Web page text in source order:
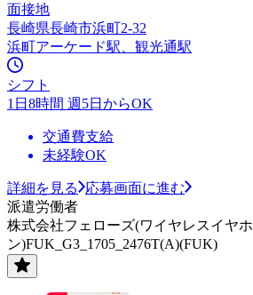
面接地
長崎県長崎市浜町2-32
浜町アーケード駅、観光通駅
シフト
1日8時間 週5日からOK
交通費支給
未経験OK
詳細を見る
応募画面に進む
派遣労働者
株式会社フェローズ(ワイヤレスイヤホ
ン)FUK_G3_1705_2476T(A)(FUK)